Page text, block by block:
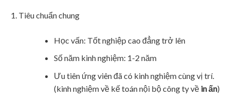
Tiêu chuẩn chung
Học vấn: Tốt nghiệp cao đẳng trở lên
Số năm kinh nghiệm: 1-2 năm
Ưu tiên ứng viên đã có kinh nghiệm cùng vị trí.
(kinh nghiệm về kế toán nội bộ công ty về in ấn)